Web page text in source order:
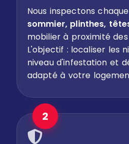
Nous inspectons
sommier, plinthes,
mobilier à proximité
L'objectif : localiser les
niveau d'infestation et
adapté à votre
2